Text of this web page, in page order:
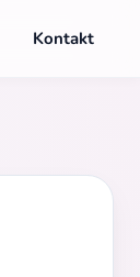
Kontakt